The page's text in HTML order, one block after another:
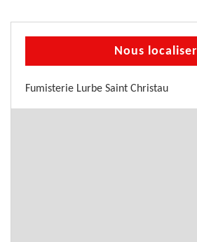
Nous localiser
Fumisterie Lurbe Saint Christau